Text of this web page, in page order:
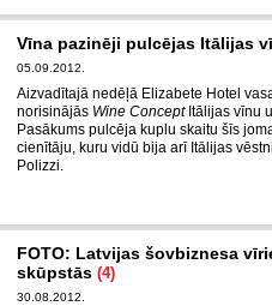
Vīna pazinēji pulcējas Itālijas
05.09.2012.
Aizvadītajā nedēļā Elizabete Hotel
norisinājās Wine ConceptItālijas vīnu
Pasākums pulcēja kuplu skaitu šīs
cienītāju, kuru vidū bija arī Itālijas
Polizzi.
FOTO: Latvijas šovbiznesa
skūpstās (4)
30.08.2012.